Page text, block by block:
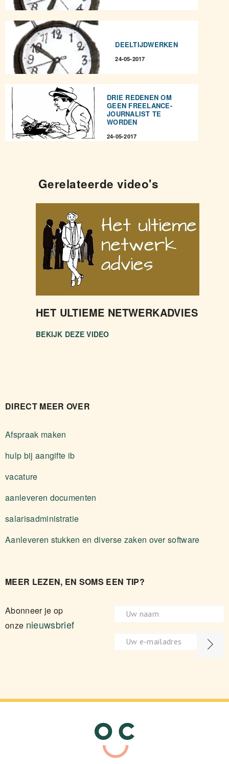
DEELTIJDWERKEN
24-05-2017
DRIE REDENEN OM
GEEN FREELANCE-
JOURNALIST TE
WORDEN
24-05-2017
Gerelateerde video's
HET ULTIEME NETWERKADVIES
BEKIJK DEZE VIDEO
DIRECT MEER OVER
Afspraak maken
hulp bij aangifte ib
vacature
aanleveren documenten
salarisadministratie
Aanleveren stukken en diverse zaken over software
MEER LEZEN, EN SOMS EEN TIP?
Abonneer je op
onze nieuwsbrief